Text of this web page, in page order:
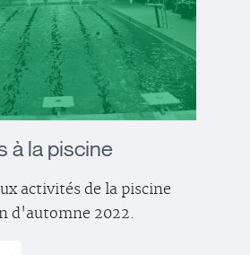
à la piscine
activités de la piscine
d'automne 2022.